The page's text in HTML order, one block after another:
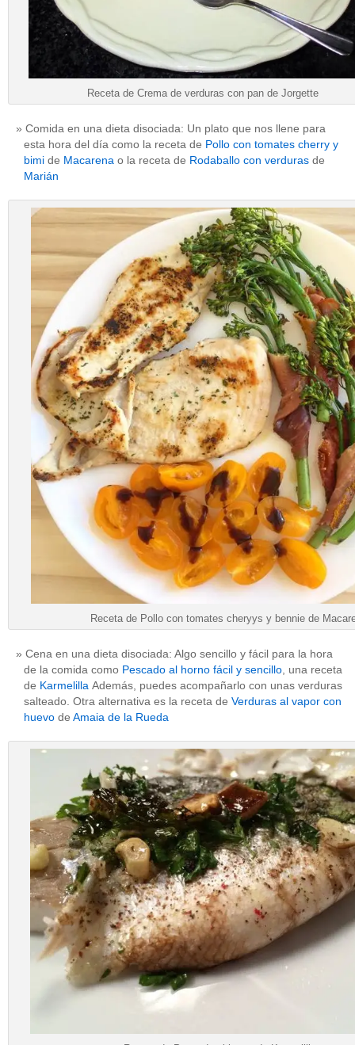
Receta de Crema de verduras con pan de Jorgette
Comida en una dieta disociada: Un plato que nos llene para
esta hora del día como la receta de Pollo con tomates cherry y
bimi de Macarena o la receta de Rodaballo con verduras de
Marián
Receta de Pollo con tomates cheryys y bennie de
Cena en una dieta disociada: Algo sencillo y fácil para la hora
de la comida como Pescado al horno fácil y sencillo , una receta
de Karmelilla Además, puedes acompañarlo con unas verduras
salteado. Otra alternativa es la receta de Verduras al vapor con
huevo de Amaia de la Rueda